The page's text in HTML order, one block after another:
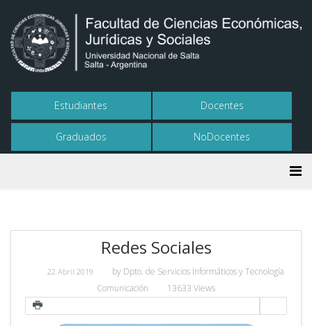
Estudiantes Docentes
Graduados NoDocentes
Redes Sociales
22 Abril 2019 by Dpto. de Servicios Informáticos y Tecnología
Comunicación
13633 Views